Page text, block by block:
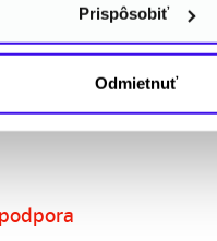
Prispôsobiť
Odmietnuť
tovarov, služieb a prác
nekalých praktík